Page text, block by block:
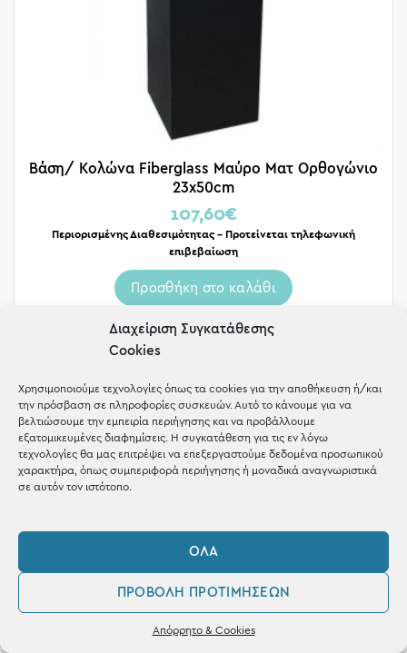
Διαχείριση Συγκατάθεσης
Cookies
Χρησιμοποιούμε τεχνολογίες όπως τα cookies για την αποθήκευση ή/και
την πρόσβαση σε πληροφορίες συσκευών. Αυτό το κάνουμε για να
βελτιώσουμε την εμπειρία περιήγησης και να προβάλλουμε
εξατομικευμένες διαφημίσεις. Η συγκατάθεση για τις εν λόγω
τεχνολογίες θα μας επιτρέψει να επεξεργαστούμε δεδομένα προσωπικού
χαρακτήρα, όπως συμπεριφορά περιήγησης ή μοναδικά αναγνωριστικά
σε αυτόν τον ιστότοπο.
ΌΛΑ
ΠΡΟΒΟΛΉ ΠΡΟΤΙΜΉΣΕΩΝ
Απόρρητο & Cookies
Βάση/ Κολώνα Fiberglass Μαύρο Ματ Ορθογώνιο
23x50cm
107,60€
Περιορισμένης Διαθεσιμότητας – Προτείνεται τηλεφωνική
επιβεβαίωση
Προσθήκη στο καλάθι
Φίλτρα
0